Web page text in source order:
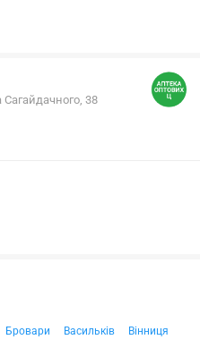
Сагайдачного, 38
Бровари Васильків
Вінниця